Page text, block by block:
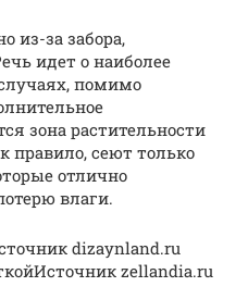
из-за забора,
идет о наиболее
помимо
зона растительности
правило, сеют только
отлично
влаги.
dizaynland.ru
zellandia.ru